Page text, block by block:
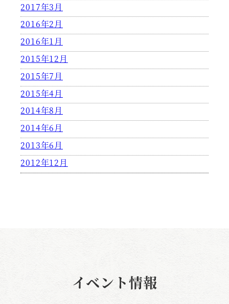
2017年3月
2016年2月
2016年1月
2015年12月
2015年7月
2015年4月
2014年8月
2014年6月
2013年6月
2012年12月
イベント情報